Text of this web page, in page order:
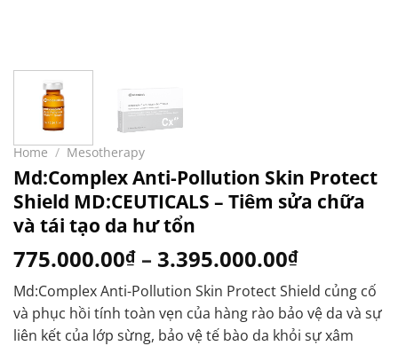
Home / Mesotherapy
Md:Complex Anti-Pollution Skin Protect
Shield MD:CEUTICALS – Tiêm sửa chữa
và tái tạo da hư tổn
775.000.00₫ – 3.395.000.00₫
Md:Complex Anti-Pollution Skin Protect Shield củng cố
và phục hồi tính toàn vẹn của hàng rào bảo vệ da và sự
liên kết của lớp sừng, bảo vệ tế bào da khỏi sự xâm